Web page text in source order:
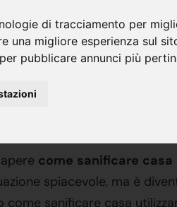
di tracciamento per
una migliore esperienza sul
per pubblicare annunci più
Casa
come sanificare casa
spiacevole, ma è
come sanificare casa